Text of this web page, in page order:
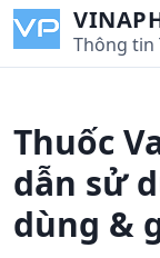
i
Thông tin
Thuốc
dẫn sử
dùng &